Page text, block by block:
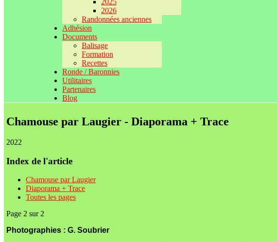
2025
2026
Randonnées anciennes
Adhésion
Documents
Balisage
Formation
Recettes
Ronde / Baronnies
Utilitaires
Partenaires
Blog
Chamouse par Laugier - Diaporama + Trace
2022
Index de l'article
Chamouse par Laugier
Diaporama + Trace
Toutes les pages
Page 2 sur 2
Photographies : G. Soubrier